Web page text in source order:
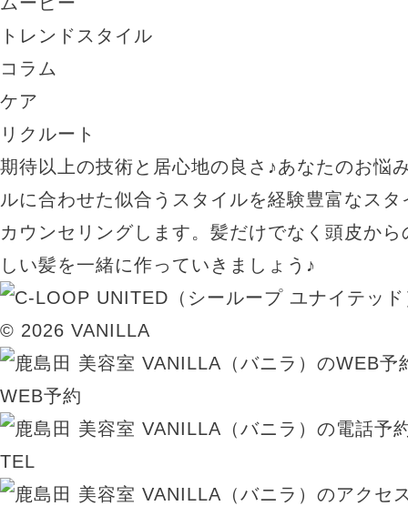
トレンドスタイル
コラム
ケア
リクルート
期待以上の技術と居心地の良さ♪あなたのお悩
ルに合わせた似合うスタイルを経験豊富なス
カウンセリングします。髪だけでなく頭皮か
しい髪を一緒に作っていきましょう♪
© 2026 VANILLA
WEB予約
TEL